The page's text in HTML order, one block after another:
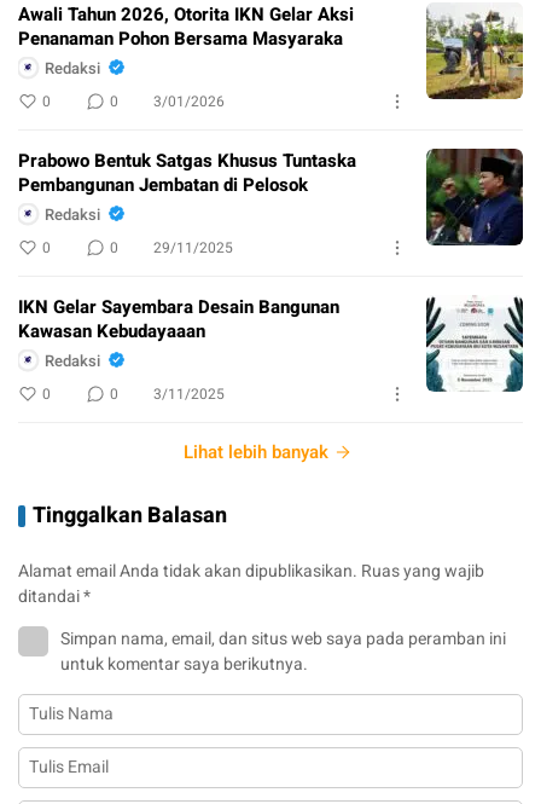
Awali Tahun 2026, Otorita IKN Gelar Aksi
Penanaman Pohon Bersama Masyaraka
Redaksi
0 0 3/01/2026
Prabowo Bentuk Satgas Khusus Tuntaska
Pembangunan Jembatan di Pelosok
Redaksi
0 0 29/11/2025
IKN Gelar Sayembara Desain Bangunan
Kawasan Kebudayaaan
Redaksi
0 0 3/11/2025
Lihat lebih banyak
Tinggalkan Balasan
Alamat email Anda tidak akan dipublikasikan. Ruas yang wajib
ditandai*
Simpan nama, email, dan situs web saya pada peramban ini
untuk komentar saya berikutnya.